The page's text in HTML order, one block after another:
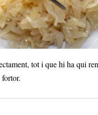
tot i que hi ha qui